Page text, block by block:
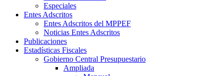
Especiales
Entes Adscritos
Entes Adscritos del MPPEF
Noticias Entes Adscritos
Publicaciones
Estadísticas Fiscales
Gobierno Central Presupuestario
Ampliada